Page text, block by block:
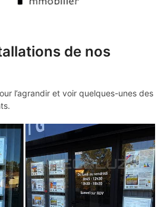
de nos
l’agrandir et voir quelques-unes des